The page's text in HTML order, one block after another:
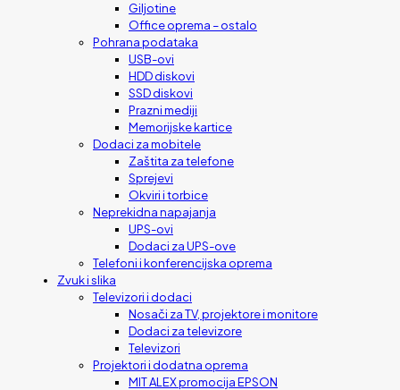
Giljotine
Office oprema – ostalo
Pohrana podataka
USB-ovi
HDD diskovi
SSD diskovi
Prazni mediji
Memorijske kartice
Dodaci za mobitele
Zaštita za telefone
Sprejevi
Okviri i torbice
Neprekidna napajanja
UPS-ovi
Dodaci za UPS-ove
Telefoni i konferencijska oprema
Zvuk i slika
Televizori i dodaci
Nosači za TV, projektore i monitore
Dodaci za televizore
Televizori
Projektori i dodatna oprema
MIT ALEX promocija EPSON